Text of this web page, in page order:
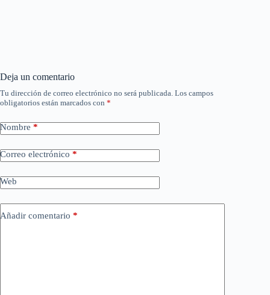
Deja un comentario
Tu dirección de correo electrónico no será publicada. Los campos
obligatorios están marcados con *
Nombre *
Correo electrónico *
Web
Añadir comentario *